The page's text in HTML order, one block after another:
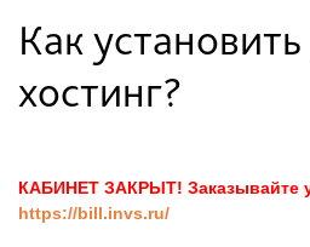
Как
хостинг?
КАБИНЕТ ЗАКРЫТ! Заказывайте
https://bill.invs.ru/